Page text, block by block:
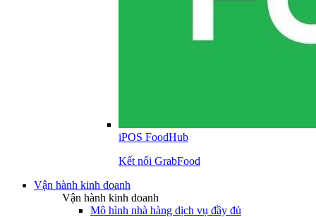
iPOS FoodHub
Kết nối GrabFood
Vận hành kinh doanh
Vận hành kinh doanh
Mô hình nhà hàng dịch vụ đầy đủ